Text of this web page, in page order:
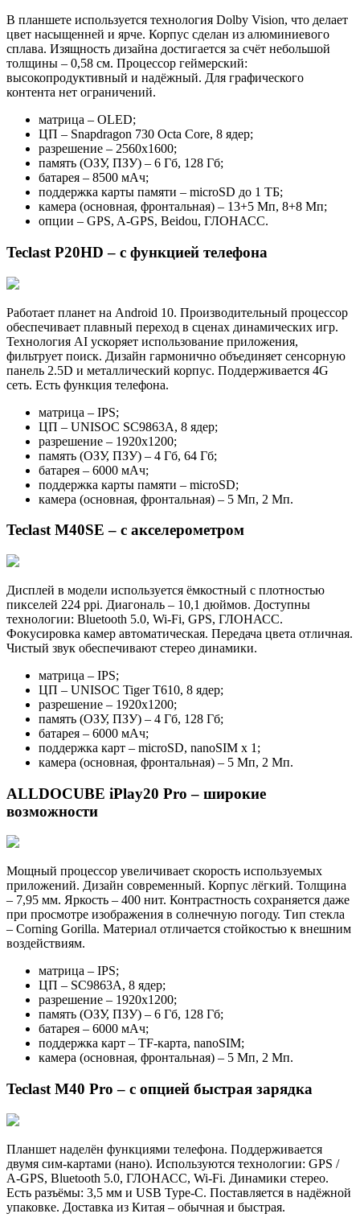
В планшете используется технология Dolby Vision, что делает
цвет насыщенней и ярче. Корпус сделан из алюминиевого
сплава. Изящность дизайна достигается за счёт небольшой
толщины – 0,58 см. Процессор геймерский:
высокопродуктивный и надёжный. Для графического
контента нет ограничений.
матрица – OLED;
ЦП – Snapdragon 730 Octa Core, 8 ядер;
разрешение – 2560х1600;
память (ОЗУ, ПЗУ) – 6 Гб, 128 Гб;
батарея – 8500 мАч;
поддержка карты памяти – microSD до 1 ТБ;
камера (основная, фронтальная) – 13+5 Мп, 8+8 Мп;
опции – GPS, A-GPS, Beidou, ГЛОНАСС.
Teclast P20HD – с функцией телефона
Работает планет на Android 10. Производительный процессор
обеспечивает плавный переход в сценах динамических игр.
Технология AI ускоряет использование приложения,
фильтрует поиск. Дизайн гармонично объединяет сенсорную
панель 2.5D и металлический корпус. Поддерживается 4G
сеть. Есть функция телефона.
матрица – IPS;
ЦП – UNISOC SC9863A, 8 ядер;
разрешение – 1920х1200;
память (ОЗУ, ПЗУ) – 4 Гб, 64 Гб;
батарея – 6000 мАч;
поддержка карты памяти – microSD;
камера (основная, фронтальная) – 5 Мп, 2 Мп.
Teclast M40SE – с акселерометром
Дисплей в модели используется ёмкостный с плотностью
пикселей 224 ppi. Диагональ – 10,1 дюймов. Доступны
технологии: Bluetooth 5.0, Wi-Fi, GPS, ГЛОНАСС.
Фокусировка камер автоматическая. Передача цвета отличная.
Чистый звук обеспечивают стерео динамики.
матрица – IPS;
ЦП – UNISOC Tiger T610, 8 ядер;
разрешение – 1920х1200;
память (ОЗУ, ПЗУ) – 4 Гб, 128 Гб;
батарея – 6000 мАч;
поддержка карт – microSD, nanoSIM х 1;
камера (основная, фронтальная) – 5 Мп, 2 Мп.
ALLDOCUBE iPlay20 Pro – широкие
возможности
Мощный процессор увеличивает скорость используемых
приложений. Дизайн современный. Корпус лёгкий. Толщина
– 7,95 мм. Яркость – 400 нит. Контрастность сохраняется даже
при просмотре изображения в солнечную погоду. Тип стекла
– Corning Gorilla. Материал отличается стойкостью к внешним
воздействиям.
матрица – IPS;
ЦП – SC9863A, 8 ядер;
разрешение – 1920х1200;
память (ОЗУ, ПЗУ) – 6 Гб, 128 Гб;
батарея – 6000 мАч;
поддержка карт – TF-карта, nanoSIM;
камера (основная, фронтальная) – 5 Мп, 2 Мп.
Teclast M40 Pro – с опцией быстрая зарядка
Планшет наделён функциями телефона. Поддерживается
двумя сим-картами (нано). Используются технологии: GPS /
A-GPS, Bluetooth 5.0, ГЛОНАСС, Wi-Fi. Динамики стерео.
Есть разъёмы: 3,5 мм и USB Type-С. Поставляется в надёжной
упаковке. Доставка из Китая – обычная и быстрая.